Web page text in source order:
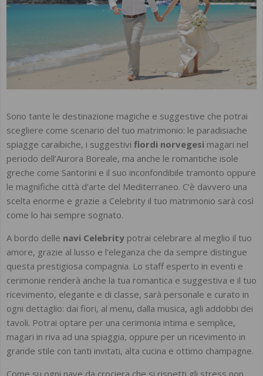
Sono tante le destinazione magiche e suggestive che potrai
scegliere come scenario del tuo matrimonio: le paradisiache
spiagge caraibiche, i suggestivi fiordi norvegesi magari nel
periodo dell’Aurora Boreale, ma anche le romantiche isole
greche come Santorini e il suo inconfondibile tramonto oppure
le magnifiche città d’arte del Mediterraneo. C’è davvero una
scelta enorme e grazie a Celebrity il tuo matrimonio sarà così
come lo hai sempre sognato.
A bordo delle navi Celebrity potrai celebrare al meglio il tuo
amore, grazie al lusso e l’eleganza che da sempre distingue
questa prestigiosa compagnia. Lo staff esperto in eventi e
cerimonie renderà anche la tua romantica e suggestiva e il tuo
ricevimento, elegante e di classe, sarà personale e curato in
ogni dettaglio: dai fiori, al menu, dalla musica, agli addobbi dei
tavoli. Potrai optare per una cerimonia intima e semplice,
magari in riva ad una spiaggia, oppure per un ricevimento in
grande stile con tanti invitati, alta cucina e ottimo champagne.